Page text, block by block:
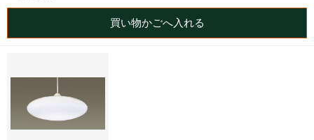
買い物かごへ入れる